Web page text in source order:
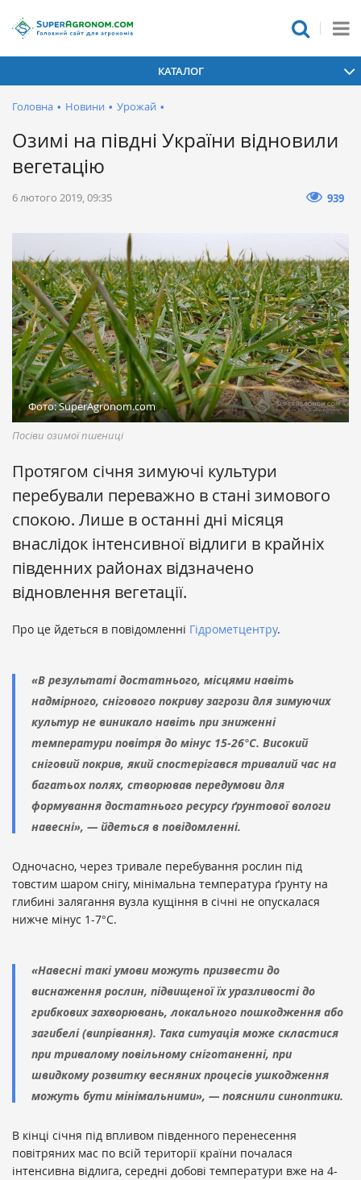
КАТАЛОГ
Головна • Новини • Урожай •
Озимі на півдні України відновили
вегетацію
6 лютого 2019, 09:35 939
Фото: SuperAgronom.com
Посіви озимої пшениці
Протягом січня зимуючі культури
перебували переважно в стані зимового
спокою. Лише в останні дні місяця
внаслідок інтенсивної відлиги в крайніх
південних районах відзначено
відновлення вегетації.
Про це йдеться в повідомленні Гідрометцентру.
«В результаті достатнього, місцями навіть
надмірного, снігового покриву загрози для зимуючих
культур не виникало навіть при зниженні
температури повітря до мінус 15-26°С. Високий
сніговий покрив, який спостерігався тривалий час на
багатьох полях, створював передумови для
формування достатнього ресурсу ґрунтової вологи
навесні», — йдеться в повідомленні.
Одночасно, через тривале перебування рослин під
товстим шаром снігу, мінімальна температура ґрунту на
глибині залягання вузла кущіння в січні не опускалася
нижче мінус 1-7°С.
«Навесні такі умови можуть призвести до
виснаження рослин, підвищеної їх уразливості до
грибкових захворювань, локального пошкодження або
загибелі (випрівання). Така ситуація може скластися
при тривалому повільному сніготаненні, при
швидкому розвитку весняних процесів ушкодження
можуть бути мінімальними», — пояснили синоптики.
В кінці січня під впливом південного перенесення
повітряних мас по всій території країни почалася
інтенсивна відлига, середні добові температури вже на 4-